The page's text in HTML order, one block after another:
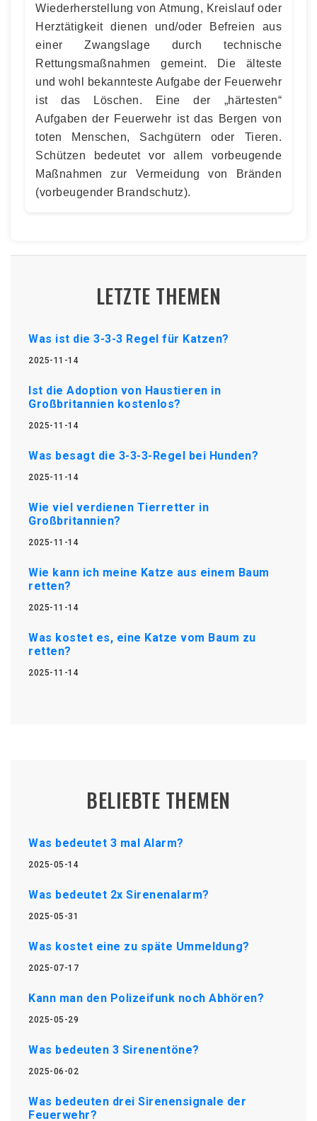
Wiederherstellung von Atmung, Kreislauf oder
Herztätigkeit dienen und/oder Befreien aus
einer Zwangslage durch technische
Rettungsmaßnahmen gemeint. Die älteste
und wohl bekannteste Aufgabe der Feuerwehr
ist das Löschen. Eine der „härtesten“
Aufgaben der Feuerwehr ist das Bergen von
toten Menschen, Sachgütern oder Tieren.
Schützen bedeutet vor allem vorbeugende
Maßnahmen zur Vermeidung von Bränden
(vorbeugender Brandschutz).
LETZTE THEMEN
Was ist die 3-3-3 Regel für Katzen?
2025-11-14
Ist die Adoption von Haustieren in
Großbritannien kostenlos?
2025-11-14
Was besagt die 3-3-3-Regel bei Hunden?
2025-11-14
Wie viel verdienen Tierretter in
Großbritannien?
2025-11-14
Wie kann ich meine Katze aus einem Baum
retten?
2025-11-14
Was kostet es, eine Katze vom Baum zu
retten?
2025-11-14
BELIEBTE THEMEN
Was bedeutet 3 mal Alarm?
2025-05-14
Was bedeutet 2x Sirenenalarm?
2025-05-31
Was kostet eine zu späte Ummeldung?
2025-07-17
Kann man den Polizeifunk noch Abhören?
2025-05-29
Was bedeuten 3 Sirenentöne?
2025-06-02
Was bedeuten drei Sirenensignale der
Feuerwehr?